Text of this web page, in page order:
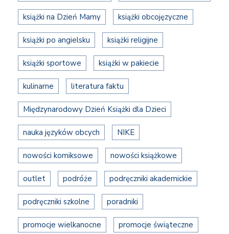
książki na Dzień Mamy książki obcojęzyczne
książki po angielsku książki religijne
książki sportowe książki w pakiecie
kulinarne literatura faktu
Międzynarodowy Dzień Książki dla Dzieci
nauka języków obcych NIKE
nowości komiksowe nowości książkowe
outlet podróże podręczniki akademickie
podręczniki szkolne poradniki
promocje wielkanocne promocje świąteczne